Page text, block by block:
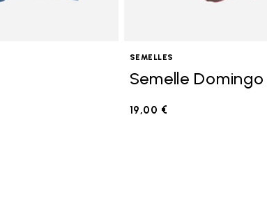
SEMELLES
Semelle Domingo
19,00 €